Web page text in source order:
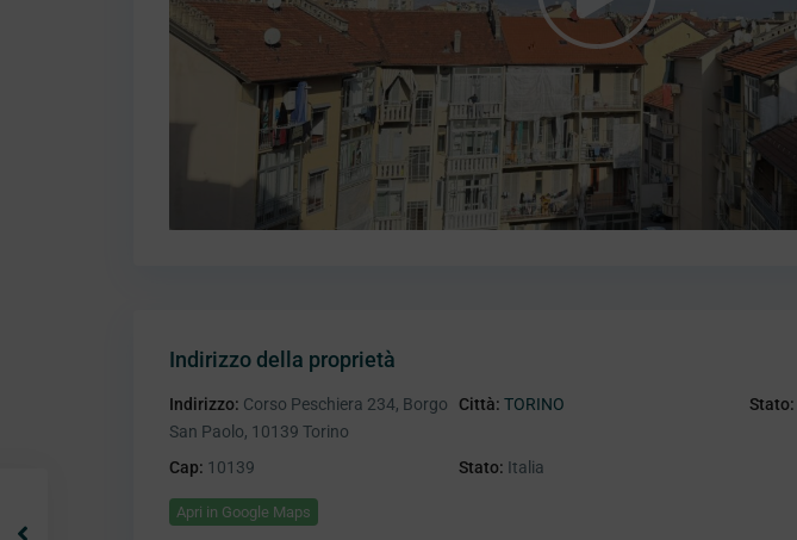
Indirizzo della proprietà
Indirizzo: Corso Peschiera 234, Borgo
San Paolo, 10139 Torino
Città: TORINO Stato:
Cap: 10139 Stato: Italia
Apri in Google Maps